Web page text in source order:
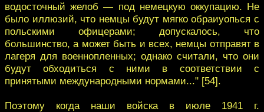
водосточный желоб — под немецкую оккупацию. Не
было иллюзий, что немцы будут мягко обраиуопься с
польскими офицерами; допускалось, что
большинство, а может быть и всех, немцы отправят в
лагеря для военнопленных; однако считали, что они
будут обходиться с ними в соответствии с
принятыми международными нормами..." [54].
Поэтому когда наши войска в июле 1941 г.